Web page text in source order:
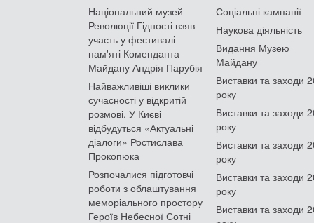
Національний музей
Революції Гідності взяв
участь у фестивалі
пам'яті Коменданта
Майдану Андрія Парубія
Найважливіші виклики
сучасності у відкритій
розмові. У Києві
відбудуться «Актуальні
діалоги» Ростислава
Прокопюка
Розпочалися підготовчі
роботи з облаштування
меморіального простору
Героїв Небесної Сотні
Соціальні кампанії
Наукова діяльність
Видання Музею
Майдану
Виставки та заходи
року
Виставки та заходи
року
Виставки та заходи
року
Виставки та заходи
року
Виставки та заходи